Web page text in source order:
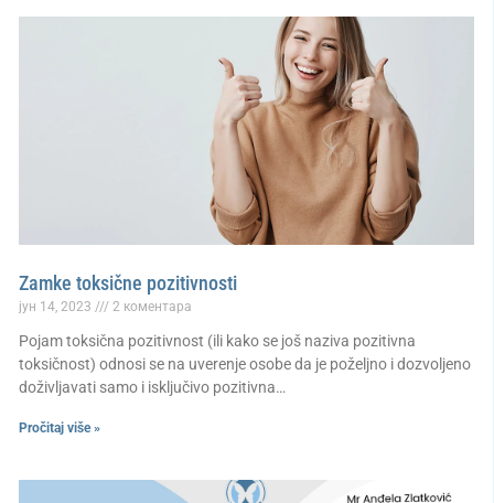
Zamke toksične pozitivnosti
јун 14, 2023 2 коментара
Pojam toksična pozitivnost (ili kako se još naziva pozitivna
toksičnost) odnosi se na uverenje osobe da je poželjno i dozvoljeno
doživljavati samo i isključivo pozitivna…
Pročitaj više »